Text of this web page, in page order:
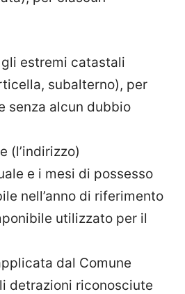
estremi catastali
subalterno), per
senza alcun dubbio
(l’indirizzo)
e i mesi di possesso
nell’anno di riferimento
utilizzato per il
dal Comune
detrazioni riconosciute